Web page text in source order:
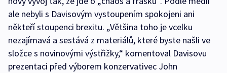
ale nebyli s Davisovým vystoupením spokojeni ani
někteří stoupenci brexitu. „Většina toho je vcelku
nezajímavá a sestává z materiálů, které byste našli ve
složce s novinovými výstřižky,“ komentoval Davisovu
prezentaci před výborem konzervativec John